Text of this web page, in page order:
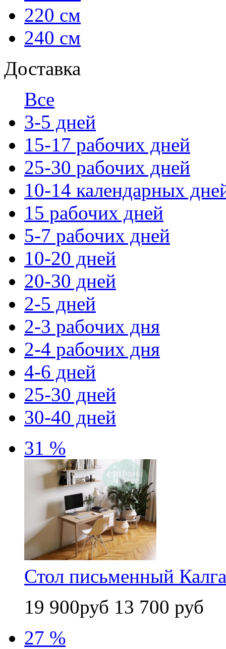
220 см
240 см
Доставка
Все
3-5 дней
15-17 рабочих дней
25-30 рабочих дней
10-14 календарных
15 рабочих дней
5-7 рабочих дней
10-20 дней
20-30 дней
2-5 дней
2-3 рабочих дня
2-4 рабочих дня
4-6 дней
25-30 дней
30-40 дней
31 %
Стол письменный
19 900руб 13 700 руб
27 %